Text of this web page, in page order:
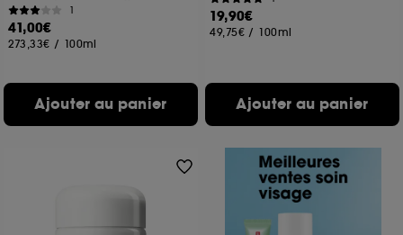
1
41,00€
273,33€ / 100ml
Ajouter au panier
19,90€
49,75€ / 100ml
Ajouter au panier